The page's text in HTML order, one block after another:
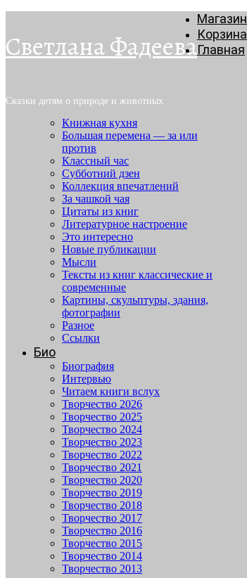
Светлана Фадеева
Сказки детям о природе и животных
Магазин
Корзина
Главная
Книжная кухня
Большая перемена — за или
против
Классный час
Субботний дзен
Коллекция впечатлений
За чашкой чая
Цитаты из книг
Литературное настроение
Это интересно
Новые публикации
Мысли
Тексты из книг классические и
современные
Картины, скульптуры, здания,
фотографии
Разное
Ссылки
Био
Биография
Интервью
Читаем книги вслух
Творчество 2026
Творчество 2025
Творчество 2024
Творчество 2023
Творчество 2022
Творчество 2021
Творчество 2020
Творчество 2019
Творчество 2018
Творчество 2017
Творчество 2016
Творчество 2015
Творчество 2014
Творчество 2013